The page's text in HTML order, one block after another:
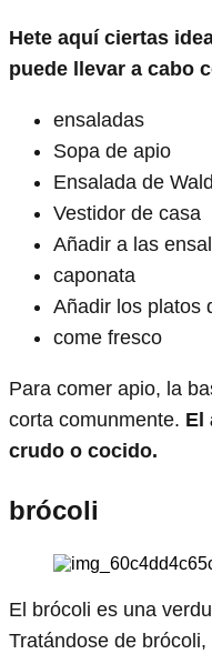
Hete aquí ciertas
puede llevar a cabo
ensaladas
Sopa de apio
Ensalada de
Vestidor de casa
Añadir a las
caponata
Añadir los platos
come fresco
Para comer apio, la
corta comunmente. El
crudo o cocido.
brócoli
El brócoli es una
Tratándose de